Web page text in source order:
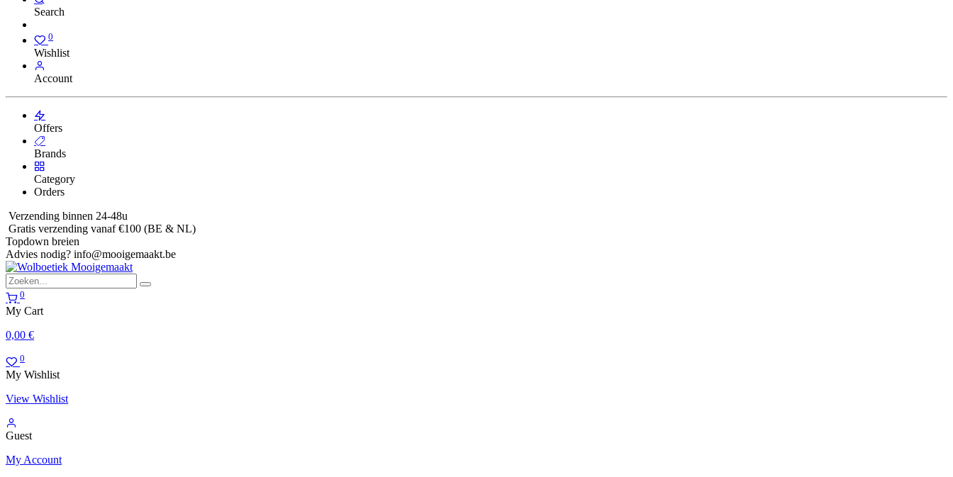
Search
0
Wishlist
Account
Offers
Brands
Category
Orders
Verzending binnen 24-48u
Gratis verzending vanaf €100 (BE & NL)
Topdown breien
Advies nodig? info@mooigemaakt.be
0
My Cart
0,00 €
0
My Wishlist
View Wishlist
Guest
My Account